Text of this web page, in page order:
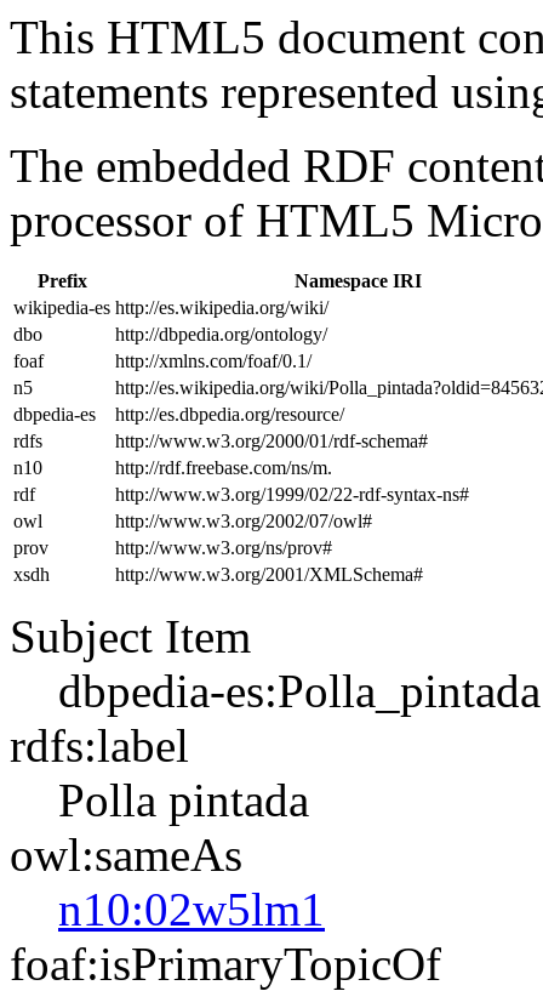
This HTML5 document
statements represented
The embedded RDF
processor of HTML5
Prefix
Namespace IRI
wikipedia-es http://es.wikipedia.org/wiki/
dbo
http://dbpedia.org/ontology/
foaf
http://xmlns.com/foaf/0.1/
n5
http://es.wikipedia.org/wiki/
dbpedia-es
http://es.dbpedia.org/resource/
rdfs
http://www.w3.org/2000/01/rdf-schema#
n10
http://rdf.freebase.com/ns/m.
rdf
http://www.w3.org/1999/02/22-rdf-syntax-ns#
owl
http://www.w3.org/2002/07/owl#
prov
http://www.w3.org/ns/prov#
xsdh
http://www.w3.org/2001/XMLSchema#
Subject Item
dbpedia-es:Polla_pintada
rdfs:label
Polla pintada
owl:sameAs
n10:02w5lm1
foaf:isPrimaryTopicOf